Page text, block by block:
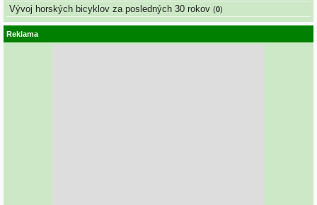
Vývoj horských bicyklov za posledných 30 rokov (0)
Reklama